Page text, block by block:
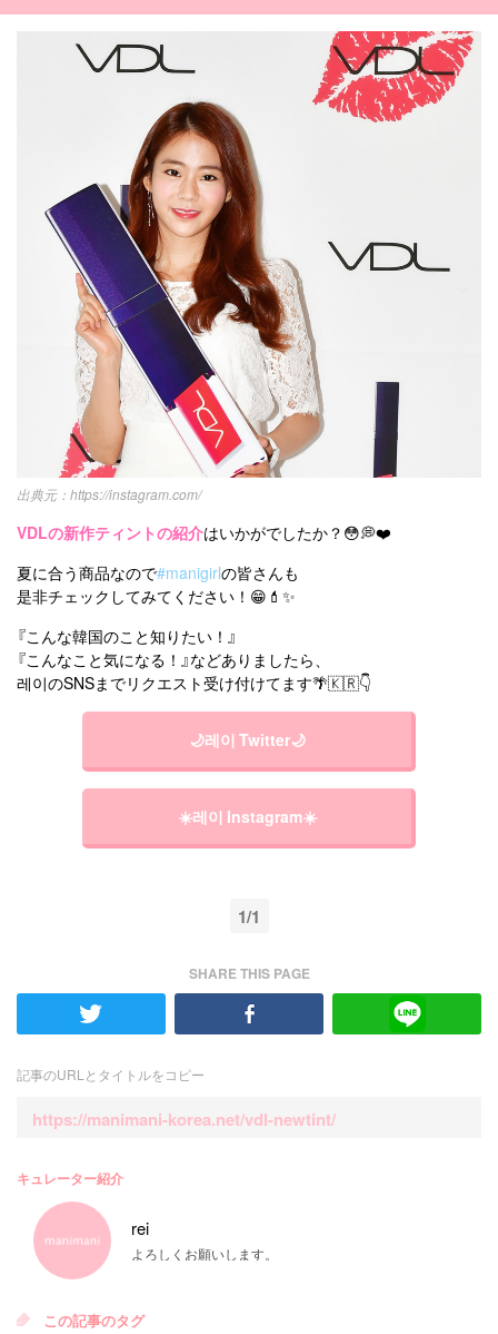
https://instagram.com/
VDLの新作ティントの紹介はいかがでしたか？😳💭❤️
夏に合う商品なので#manigirlの皆さんも
是非チェックしてみてください！😁💄✨
『こんな韓国のこと知りたい！』
『こんなこと気になる！』などありましたら、
레이のSNSまでリクエスト受け付けてます🌴🇰🇷👇
🌙레이 Twitter🌙
☀️레이 Instagram☀️
1/1
SHARE THIS PAGE
記事のURLとタイトルをコピー
https://manimani-korea.net/vdl-newtint/
キュレーター紹介
rei
よろしくお願いします。
この記事のタグ